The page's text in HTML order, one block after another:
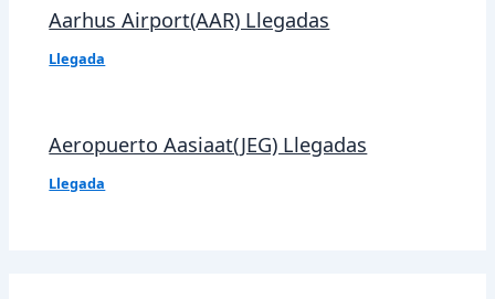
Aarhus Airport(AAR) Llegadas
Llegada
Aeropuerto Aasiaat(JEG) Llegadas
Llegada